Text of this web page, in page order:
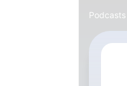
Podcasts